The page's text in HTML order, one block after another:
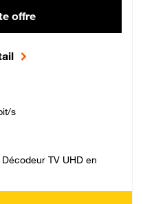
offre
s
TV UHD en